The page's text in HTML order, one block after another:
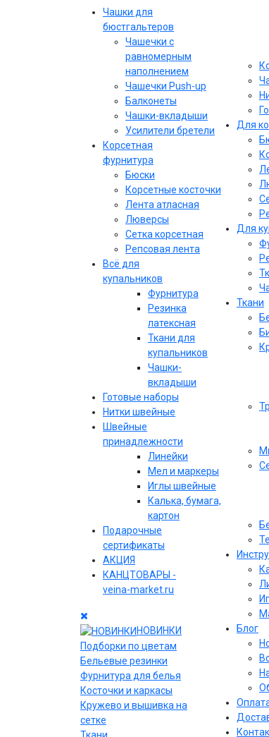
Чашки для
бюстгальтеров
Чашечки с
равномерным
наполнением
Чашечки Push-up
Балконеты
Чашки-вкладыши
Усилители бретели
Корсетная
фурнитура
Бюски
Корсетные косточки
Лента атласная
Люверсы
Сетка корсетная
Репсовая лента
Всё для
купальников
Фурнитура
Резинка
латексная
Ткани для
купальников
Чашки-
вкладыши
Готовые наборы
Нитки швейные
Швейные
принадлежности
Линейки
Мел и маркеры
Иглы швейные
Калька, бумага,
картон
Подарочные
сертификаты
АКЦИЯ
КАНЦТОВАРЫ -
veina-market.ru
НОВИНКИ
Подборки по цветам
Бельевые резинки
Фурнитура для белья
Косточки и каркасы
Кружево и вышивка на
сетке
Ткани
Для
Для
Ткани
Блог